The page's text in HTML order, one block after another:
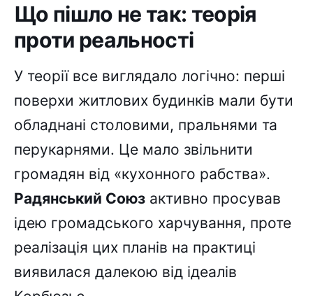
Що пішло не так: теорія
проти реальності
У теорії все виглядало логічно: перші
поверхи житлових будинків мали бути
обладнані столовими, пральнями та
перукарнями. Це мало звільнити
громадян від «кухонного рабства».
Радянський Союз активно просував
ідею громадського харчування, проте
реалізація цих планів на практиці
виявилася далекою від ідеалів